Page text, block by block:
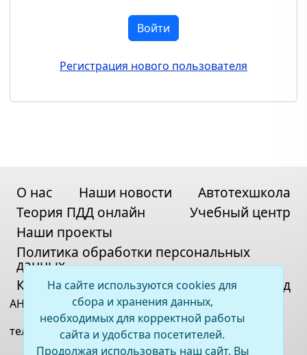
Войти
Регистрация нового пользователя
О нас Наши новости
Автотехшкола
Теория ПДД онлайн
Учебный центр
Наши проекты
Политика обработки персональных
данных
Контакты
Карта сайта Вход
АНО ДПО «ВСОЦ»
телефон:+7(395)2 67-11-33
На сайте используются cookies для
сбора и хранения данных,
необходимых для корректной работы
сайта и удобства посетителей.
Продолжая использовать наш сайт, Вы